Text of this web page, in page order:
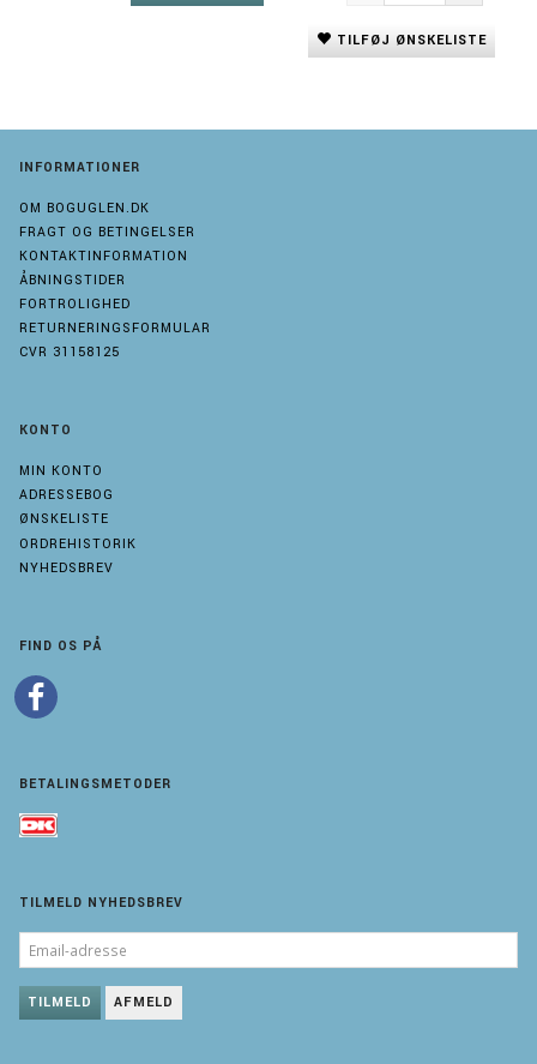
TILFØJ ØNSKELISTE
INFORMATIONER
OM BOGUGLEN.DK
FRAGT OG BETINGELSER
KONTAKTINFORMATION
ÅBNINGSTIDER
FORTROLIGHED
RETURNERINGSFORMULAR
CVR 31158125
KONTO
MIN KONTO
ADRESSEBOG
ØNSKELISTE
ORDREHISTORIK
NYHEDSBREV
FIND OS PÅ
BETALINGSMETODER
TILMELD NYHEDSBREV
EMAIL-
ADRESSE
TILMELD AFMELD